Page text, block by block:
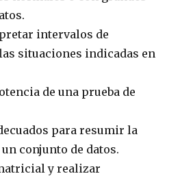
intervalos de
situaciones indicadas en
de una prueba de
para resumir la
conjunto de datos.
y realizar